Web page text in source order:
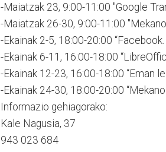
-Maiatzak 23, 9:00-11:00 "Google
-Maiatzak 26-30, 9:00-11:00
-Ekainak 2-5, 18:00-20:00
-Ekainak 6-11, 16:00-18:00
-Ekainak 12-23, 16:00-18:00 “Eman
-Ekainak 24-30, 18:00-20:00
Informazio gehiagorako:
Kale Nagusia, 37
943 023 684